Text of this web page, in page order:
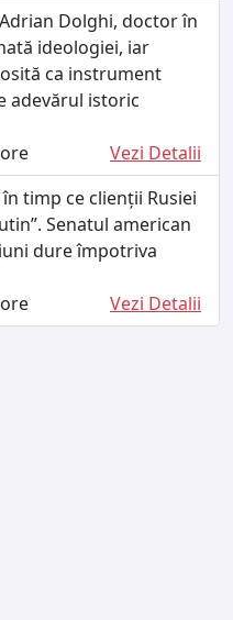
Adrian Dolghi, doctor în
ideologiei, iar
ca instrument
adevărul istoric
Vezi Detalii
timp ce clienții Rusiei
Senatul american
dure împotriva
Vezi Detalii